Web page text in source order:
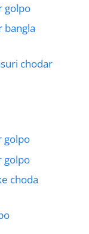
golpo
bangla
chodar
golpo
golpo
choda